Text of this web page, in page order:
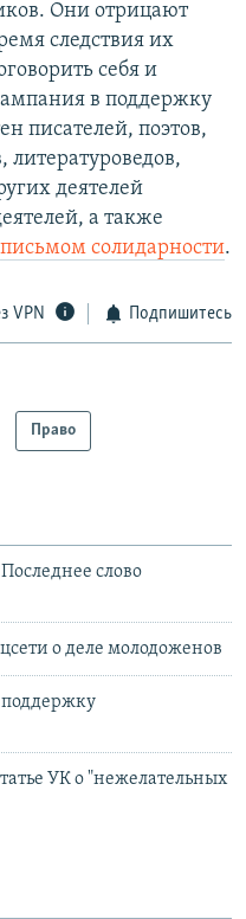
Они отрицают
следствия их
себя и
в поддержку
писателей, поэтов,
литературоведов,
деятелей
а также
письмом солидарности.
VPN Подпишитесь
Право
слово
о деле молодоженов
поддержку
УК о "нежелательных